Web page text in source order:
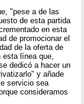
"pese a de las
de esta partida
en esta
de promocionar el
de la oferta de
esta línea que,
dedicó a hacer un
y añade
servicio sea
consideramos